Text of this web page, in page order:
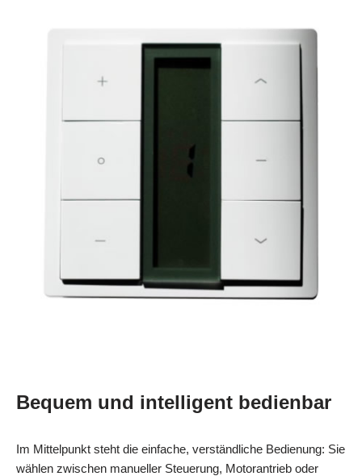
Bequem und intelligent bedienbar
Im Mittelpunkt steht die einfache, verständliche Bedienung: Sie
wählen zwischen manueller Steuerung, Motorantrieb oder